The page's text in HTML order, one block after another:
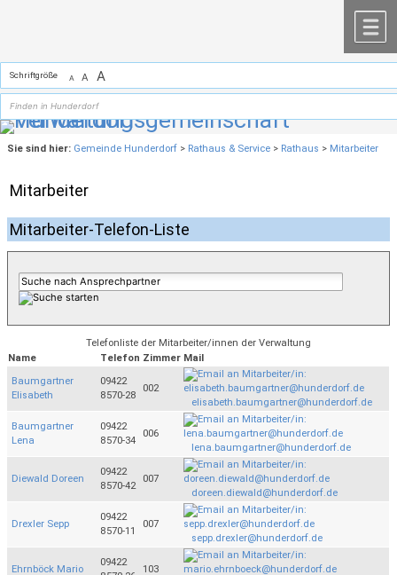
Schriftgröße A A A
Sie sind hier: Gemeinde Hunderdorf > Rathaus & Service > Rathaus > Mitarbeiter
Mitarbeiter
Mitarbeiter-Telefon-Liste
Telefonliste der Mitarbeiter/innen der Verwaltung
Name
Telefon Zimmer Mail
Baumgartner
Elisabeth
09422
8570-28
002
elisabeth.baumgartner@hunderdorf.de
Baumgartner
Lena
09422
8570-34
006
lena.baumgartner@hunderdorf.de
Diewald Doreen
09422
8570-42
007
doreen.diewald@hunderdorf.de
Drexler Sepp
09422
8570-11
007
sepp.drexler@hunderdorf.de
Ehrnböck Mario
09422
103